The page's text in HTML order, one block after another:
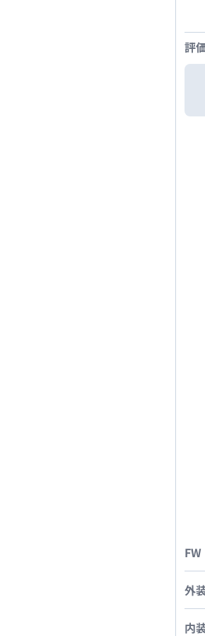
評
FW
外
内